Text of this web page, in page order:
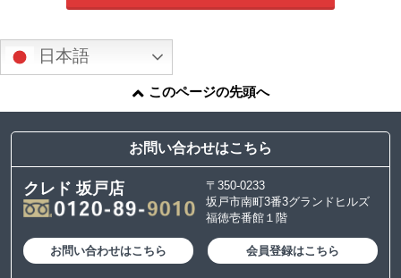
日本語
このページの先頭へ
お問い合わせはこちら
クレド 坂戸店
〒350-0233
坂戸市南町3番3グランドヒルズ
福徳壱番館１階
お問い合わせはこちら 会員登録はこちら